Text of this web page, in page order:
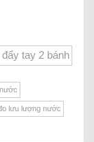
tay 2 bánh
lưu lượng nước